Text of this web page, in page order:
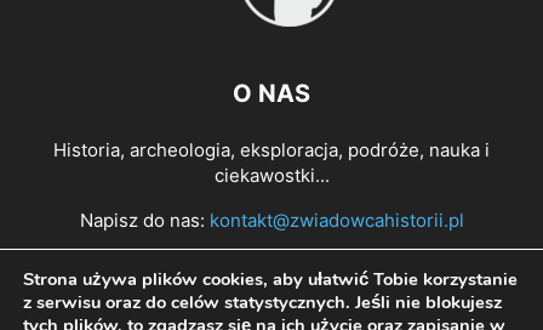
O NAS
Historia, archeologia, eksploracja, podróże, nauka i
ciekawostki...
Napisz do nas: kontakt@zwiadowcahistorii.pl
PODĄŻAJ ZA NAMI
Strona używa plików cookies, aby ułatwić Tobie korzystanie
z serwisu oraz do celów statystycznych. Jeśli nie blokujesz
tych plików, to zgadzasz się na ich użycie oraz zapisanie w